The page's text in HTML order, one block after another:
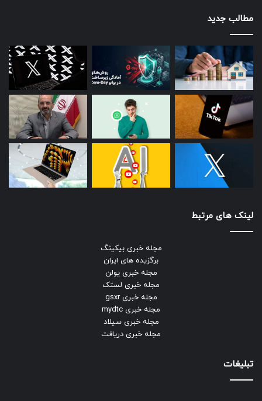
مطالب جدید
لینک های مرتبط
مجله خبری بیکینگ
برگزیده های ایران
مجله خبری یولن
مجله خبری لستک
مجله خبری gsxr
مجله خبری mydtc
مجله خبری سیلاد
مجله خبری دریافت
تبلیغات